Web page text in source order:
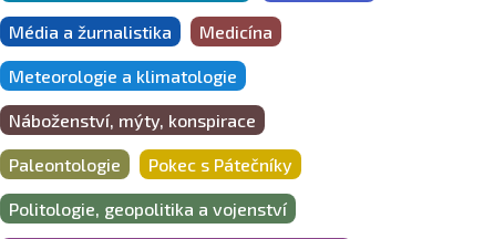
Média a žurnalistika Medicína
Meteorologie a klimatologie
Náboženství, mýty, konspirace
Paleontologie Pokec s Pátečníky
Politologie, geopolitika a vojenství